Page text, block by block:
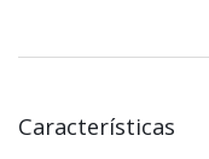
Características